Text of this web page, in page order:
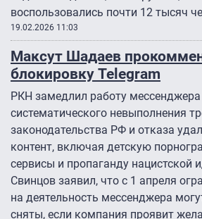
воспользовались почти 12 тысяч
19.02.2026 11:03
Максут Шадаев
блокировку Telegram
РКН замедлил работу мессенджера
систематического невыполнения
законодательства РФ и отказа
контент, включая детскую
сервисы и пропаганду нацистской
Свинцов заявил, что с 1 апреля
на деятельность мессенджера
сняты, если компания проявит